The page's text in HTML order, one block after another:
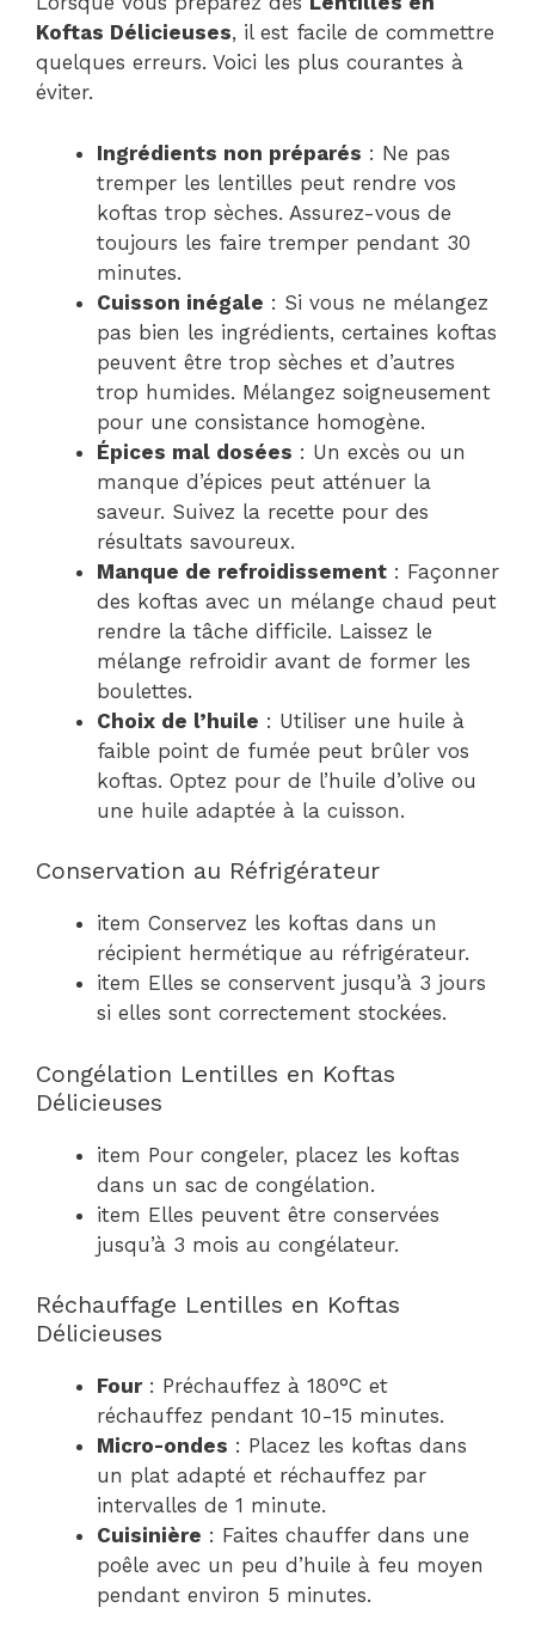
Koftas Délicieuses, il est facile de commettre
quelques erreurs. Voici les plus courantes à
éviter.
Ingrédients non préparés : Ne pas
tremper les lentilles peut rendre vos
koftas trop sèches. Assurez-vous de
toujours les faire tremper pendant 30
minutes.
Cuisson inégale : Si vous ne mélangez
pas bien les ingrédients, certaines koftas
peuvent être trop sèches et d’autres
trop humides. Mélangez soigneusement
pour une consistance homogène.
Épices mal dosées : Un excès ou un
manque d’épices peut atténuer la
saveur. Suivez la recette pour des
résultats savoureux.
Manque de refroidissement : Façonner
des koftas avec un mélange chaud peut
rendre la tâche difficile. Laissez le
mélange refroidir avant de former les
boulettes.
Choix de l’huile : Utiliser une huile à
faible point de fumée peut brûler vos
koftas. Optez pour de l’huile d’olive ou
une huile adaptée à la cuisson.
Conservation au Réfrigérateur
item Conservez les koftas dans un
récipient hermétique au réfrigérateur.
item Elles se conservent jusqu’à 3 jours
si elles sont correctement stockées.
Congélation Lentilles en Koftas
Délicieuses
item Pour congeler, placez les koftas
dans un sac de congélation.
item Elles peuvent être conservées
jusqu’à 3 mois au congélateur.
Réchauffage Lentilles en Koftas
Délicieuses
Four: Préchauffez à 180°C et
réchauffez pendant 10-15 minutes.
Micro-ondes : Placez les koftas dans
un plat adapté et réchauffez par
intervalles de 1 minute.
Cuisinière : Faites chauffer dans une
poêle avec un peu d’huile à feu moyen
pendant environ 5 minutes.